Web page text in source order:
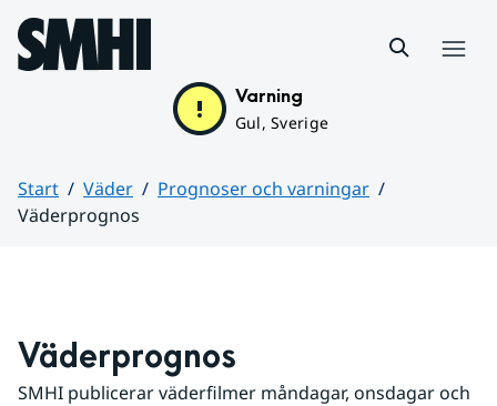
Hoppa till sidans innehåll
Varning
Gul, Sverige
Start Väder
Prognoser och varningar
Väderprognos
Väderprognos
SMHI publicerar väderfilmer måndagar, onsdagar och